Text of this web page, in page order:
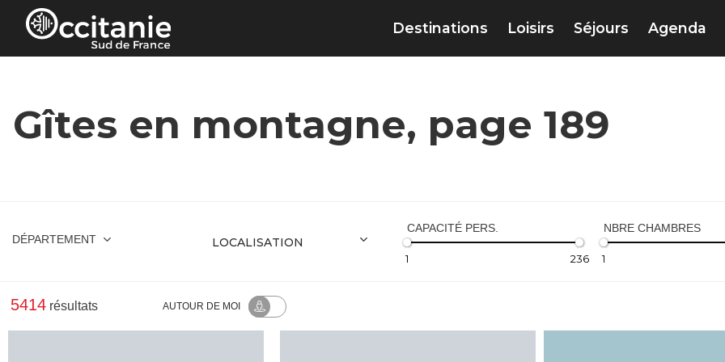
Panneau de gestion des cookies
Destinations Loisirs Séjours Agenda
Gîtes en montagne, page 189
DÉPARTEMENT
CAPACITÉ PERS.
1 236
NBRE CHAMBRES
1
5414 résultats AUTOUR DE MOI